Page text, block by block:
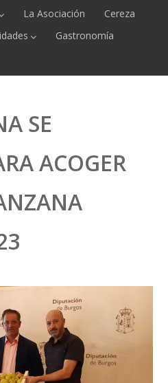
La Asociación
Cereza
Gastronomía
SE
ACOGER